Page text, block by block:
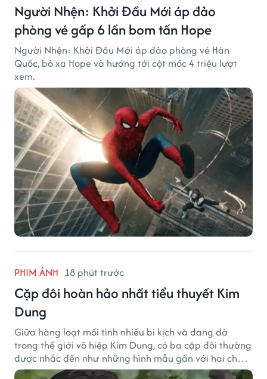
Người Nhện: Khởi Đầu Mới áp đảo
phòng vé gấp 6 lần bom tấn Hope
Người Nhện: Khởi Đầu Mới áp đảo phòng vé Hàn
Quốc, bỏ xa Hope và hướng tới cột mốc 4 triệu lượt
xem.
PHIM ẢNH 18 phút trước
Cặp đôi hoàn hảo nhất tiểu thuyết Kim
Dung
Giữa hàng loạt mối tình nhiều bi kịch và dang dở
trong thế giới võ hiệp Kim Dung, có ba cặp đôi thường
được nhắc đến như những hình mẫu gần với hai chữ
"viên mãn" nhất.